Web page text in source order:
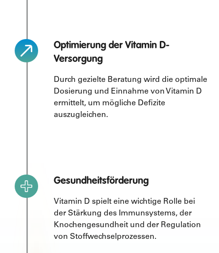
Optimierung der Vitamin D-
Versorgung
Durch gezielte Beratung wird die optimale
Dosierung und Einnahme von Vitamin D
ermittelt, um mögliche Defizite
auszugleichen.
Gesundheitsförderung
Vitamin D spielt eine wichtige Rolle bei
der Stärkung des Immunsystems, der
Knochengesundheit und der Regulation
von Stoffwechselprozessen.